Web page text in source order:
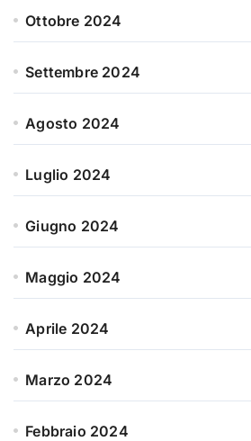
Ottobre 2024
Settembre 2024
Agosto 2024
Luglio 2024
Giugno 2024
Maggio 2024
Aprile 2024
Marzo 2024
Febbraio 2024